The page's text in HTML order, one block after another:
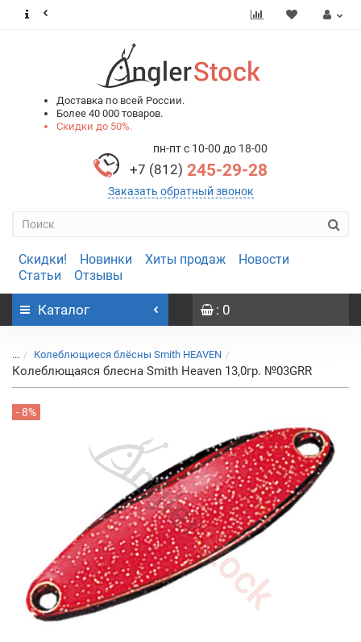
Доставка по всей России.
Более 40 000 товаров.
Скидки до 50%.
пн-пт с 10-00 до 18-00
+7 (812) 245-29-28
Заказать обратный звонок
Скидки! Новинки Хиты продаж
Новости
Статьи
Отзывы
Каталог : 0
... Колеблющиеся блёсны Smith HEAVEN
Колеблющаяся блесна Smith Heaven 13,0гр. №03GRR
- 8%